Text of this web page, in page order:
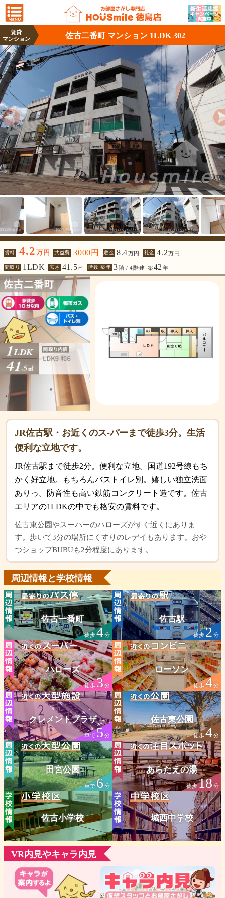
賃貸
マンション
佐古二番町 マンション 1LDK 302
賃料 4.2 万円 共益費 3000円 敷金 8.4万円 礼金 4.2万円
間取り 1LDK 広さ 41.5㎡ 階数 築年 3階 / 4階建 築42 年
JR佐古駅・お近くのス-パーまで徒歩3分。生活
便利な立地です。
JR佐古駅まで徒歩2分。便利な立地。国道192号線もち
かく好立地。もちろんバストイレ別。嬉しい独立洗面
ありっ。防音性も高い鉄筋コンクリート造です。佐古
エリアの1LDKの中でも格安の賃料です。
佐古東公園やスーパーのハローズがすぐ近くにありま
す。歩いて3分の場所にくすりのレデイもあります。おや
つショップBUBUも2分程度にあります。
周辺情報と学校情報
佐古一番町
徒歩4分
佐古駅
徒歩2 分
ハローズ
徒歩3分
ローソン
徒歩4分
クレメントプラザ
車で5分
佐古東公園
徒歩4分
田宮公園
車で6分
あらたえの湯
徒歩18 分
佐古小学校 城西中学校
VR内見やキャラ内見